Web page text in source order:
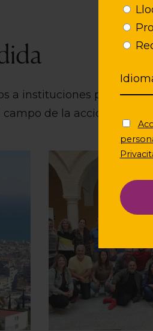
a instituciones públicas
de la acción social.